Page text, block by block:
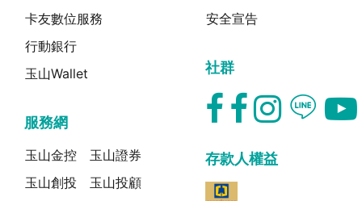
卡友數位服務
行動銀行
玉山Wallet
安全宣告
服務網
玉山金控
玉山證券
玉山創投
玉山投顧
社群
存款人權益